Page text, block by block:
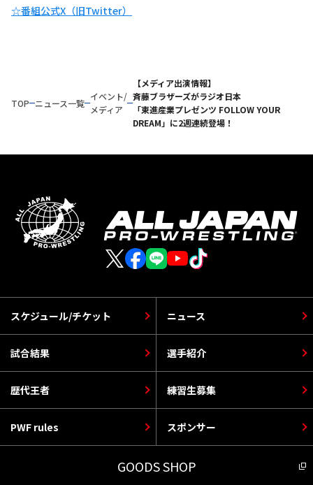
☆番組公式X（旧Twitter）
TOP ニュース一覧
イベント/
メディア
【メディア出演情報】
斉藤ブラザーズがラジオ日本
「東進産業プレゼンツ FOLLOW YOUR
DREAM」に2週連続登場！
スケジュール/チケット
選手紹介
PWF rules
ニュース
歴代王者
スポンサー
試合結果
練習生募集
GOODS SHOP